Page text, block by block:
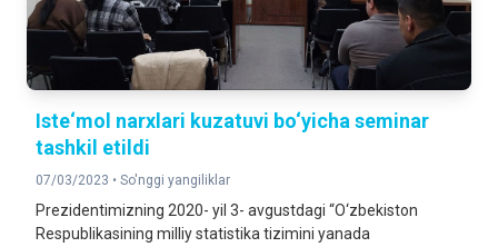
Iste‘mol narxlari kuzatuvi bo‘yicha seminar
tashkil etildi
07/03/2023 • So'nggi yangiliklar
Prezidentimizning 2020- yil 3- avgustdagi “O‘zbekiston
Respublikasining milliy statistika tizimini yanada